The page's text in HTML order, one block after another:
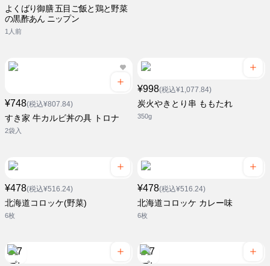
よくばり御膳 五目ご飯と鶏と野菜
の黒酢あん ニップン
1人前
¥748(税込¥807.84)
すき家 牛カルビ丼の具 トロナ
2袋入
¥998(税込¥1,077.84)
炭火やきとり串 ももたれ
350g
¥478(税込¥516.24)
北海道コロッケ(野菜)
6枚
¥478(税込¥516.24)
北海道コロッケ カレー味
6枚